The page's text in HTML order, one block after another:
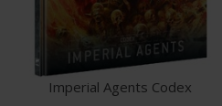
Imperial Agents Codex